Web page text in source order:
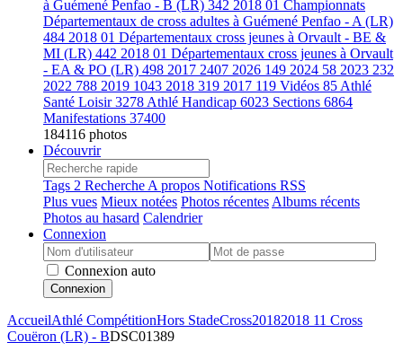
à Guémené Penfao - B (LR) 342 2018 01 Championnats
Départementaux de cross adultes à Guémené Penfao - A (LR)
484 2018 01 Départementaux cross jeunes à Orvault - BE &
MI (LR) 442 2018 01 Départementaux cross jeunes à Orvault
- EA & PO (LR) 498 2017 2407 2026 149 2024 58 2023 232
2022 788 2019 1043 2018 319 2017 119 Vidéos 85 Athlé
Santé Loisir3278 Athlé Handicap 6023 Sections 6864
Manifestations 37400
184116 photos
Découvrir
Tags 2 Recherche A propos Notifications RSS
Plus vues Mieux notées Photos récentes Albums récents
Photos au hasard Calendrier
Connexion
Connexion auto
Connexion
AccueilAthlé CompétitionHors StadeCross20182018 11 Cross
Couëron (LR) - BDSC01389